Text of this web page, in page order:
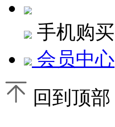
手机购买
会员中心
回到顶部